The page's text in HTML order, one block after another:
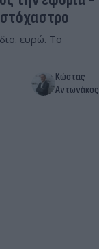
ευρώ. Το
Κώστας
Αντωνάκος